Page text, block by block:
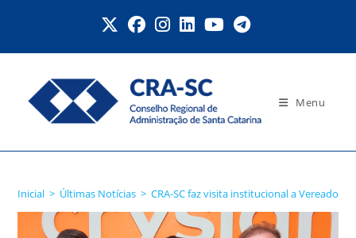
Menu
Inicial > Últimas Notícias > CRA-SC faz visita institucional a Vereador